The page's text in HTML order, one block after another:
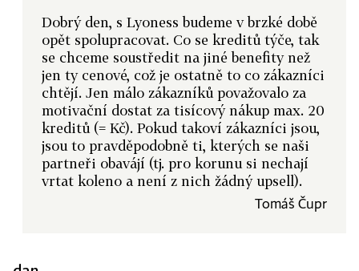
Dobrý den, s Lyoness budeme v brzké době
opět spolupracovat. Co se kreditů týče, tak
se chceme soustředit na jiné benefity než
jen ty cenové, což je ostatně to co zákazníci
chtějí. Jen málo zákazníků považovalo za
motivační dostat za tisícový nákup max. 20
kreditů (= Kč). Pokud takoví zákazníci jsou,
jsou to pravděpodobně ti, kterých se naši
partneři obavájí (tj. pro korunu si nechají
vrtat koleno a není z nich žádný upsell).
Tomáš Čupr